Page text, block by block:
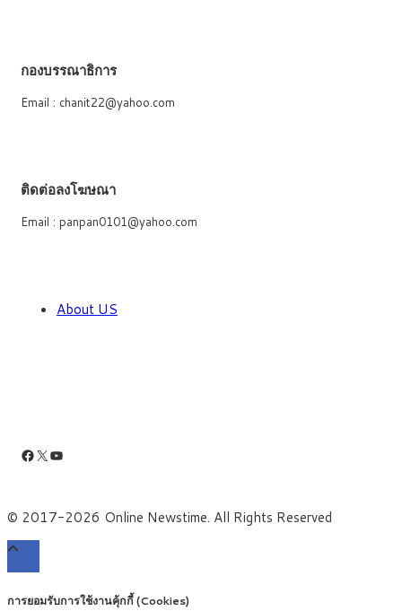
กองบรรณาธิการ
Email : chanit22@yahoo.com
ติดต่อลงโฆษณา
Email : panpan0101@yahoo.com
About US
Facebook
X YouTube
© 2017-2026 Online Newstime. All Rights Reserved
การยอมรับการใช้งานคุ้กกี้ (Cookies)